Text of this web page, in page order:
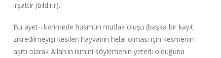
irşattır (bildirir).
Bu ayet-i kerimede hükmün mutlak oluşu (başka bir kayıt
zikredilmeyişi kesilen hayvanın helal olması için kesmenin
aşrtı olarak Allah'ın ismini söylemenin yeterli olduğuna